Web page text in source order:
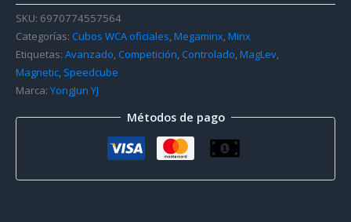
Megaminx
V3
(MagLev
+
Ball-
Core)
cantidad
SKU: 6970774557564
Categorías: Cubos WCA oficiales,Megaminx,Minx
Etiquetas: Avanzado,Competición,Controlado,MagLev,
Magnetic, Speedcube
Marca: YongJun YJ
Métodos de pago